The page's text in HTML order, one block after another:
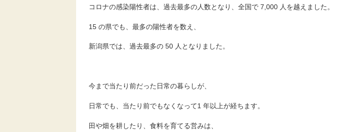
コロナの感染陽性者は、過去最多の人数となり、全国で 7,000 人を越えました。
15 の県でも、最多の陽性者を数え、
新潟県では、過去最多の 50 人となりました。
今まで当たり前だった日常の暮らしが、
日常でも、当たり前でもなくなって1 年以上が経ちます。
田や畑を耕したり、食料を育てる営みは、